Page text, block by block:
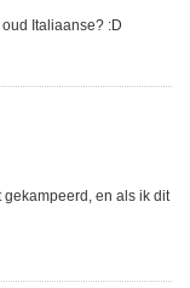
Italiaanse? :D
en als ik dit